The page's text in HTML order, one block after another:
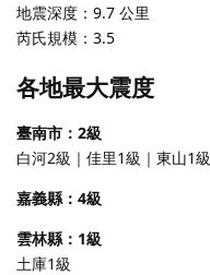
地震深度：9.7 公里
芮氏規模：3.5
各地最大震度
臺南市：2級
白河2級｜佳里1級｜東山1級
嘉義縣：4級
雲林縣：1級
土庫1級